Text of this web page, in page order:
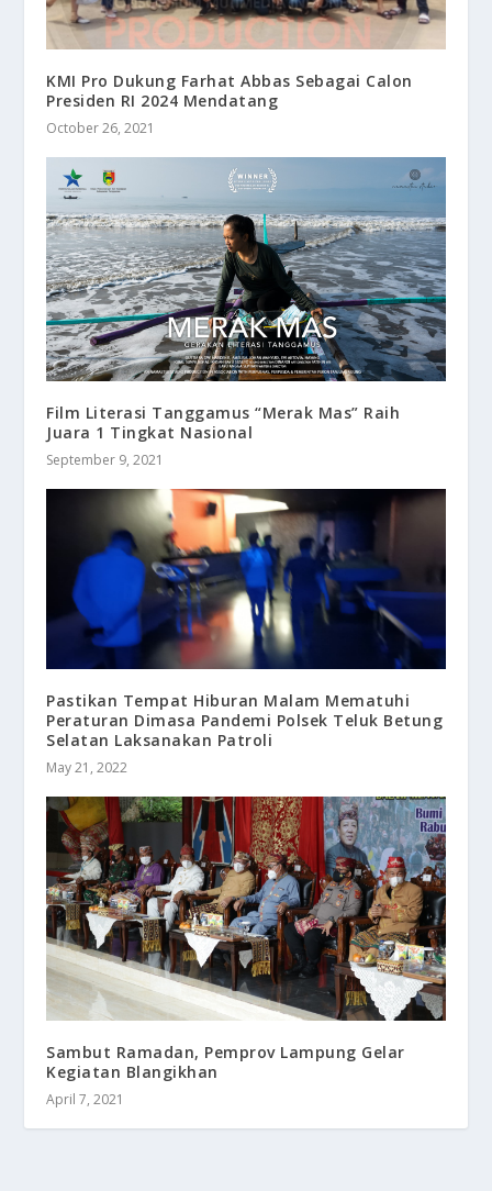
KMI Pro Dukung Farhat Abbas Sebagai Calon
Presiden RI 2024 Mendatang
October 26, 2021
Film Literasi Tanggamus “Merak Mas” Raih
Juara 1 Tingkat Nasional
September 9, 2021
Pastikan Tempat Hiburan Malam Mematuhi
Peraturan Dimasa Pandemi Polsek Teluk Betung
Selatan Laksanakan Patroli
May 21, 2022
Sambut Ramadan, Pemprov Lampung Gelar
Kegiatan Blangikhan
April 7, 2021